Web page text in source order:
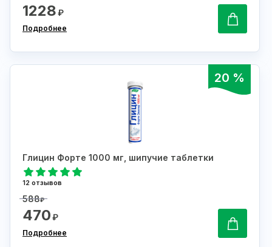
1228₽
Подробнее
20 %
Глицин Форте 1000 мг, шипучие таблетки
12 отзывов
588₽
470₽
Подробнее